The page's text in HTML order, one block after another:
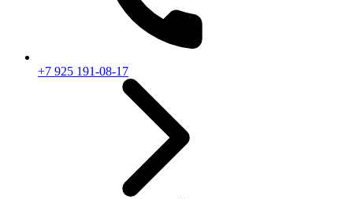
+7 925 191-08-17